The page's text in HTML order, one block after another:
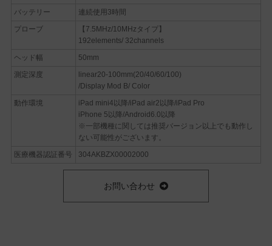
バッテリー
連続使用3時間
プローブ
【7.5MHz/10MHzタイプ】
192elements/ 32channels
ヘッド幅
50mm
測定深度
linear20-100mm(20/40/60/100)
/Display Mod B/ Color
動作環境
iPad mini4以降/iPad air2以降/iPad Pro
iPhone 5以降/Android6.0以降
※一部機種に関しては推奨バージョン以上でも動作し
ない可能性がございます。
医療機器認証番号
304AKBZX00002000
お問い合わせ